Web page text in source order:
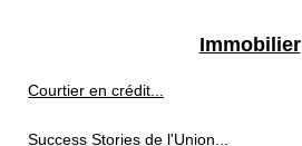
Immobilier
Courtier en crédit...
Success Stories de l'Union...